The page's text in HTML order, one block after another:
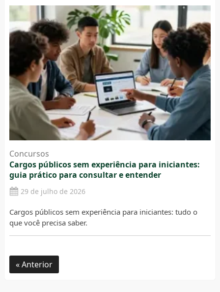
Concursos
Cargos públicos sem experiência para iniciantes:
guia prático para consultar e entender
29 de julho de 2026
Cargos públicos sem experiência para iniciantes: tudo o
que você precisa saber.
Anterior